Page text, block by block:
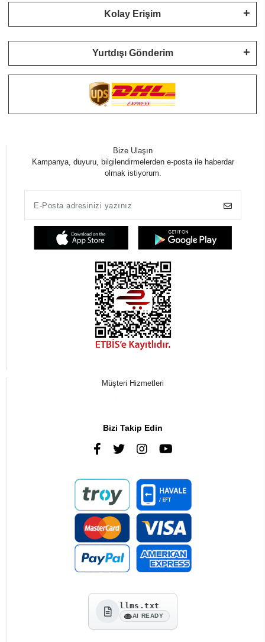
Kolay Erişim
Yurtdışı Gönderim
Bize Ulaşın
Kampanya, duyuru, bilgilendirmelerden e-posta ile haberdar
olmak istiyorum.
Müşteri Hizmetleri
Bizi Takip Edin
llms.txt
AI READY